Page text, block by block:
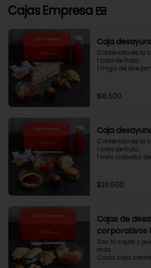
Cajas Empresa 🍱
Caja
Contenido de la
1 pote de fruta.
1 miga de ave
1 mini muffin
1 sobre de té y café
$16.500
Caja
Contenido de la
1 pote de fruta.
1 mini ciabatta
1 mini muffin
1 cheesecake
$20.600
Cajas de
corporativos
Son 10 cajas y
más.
Cada caja